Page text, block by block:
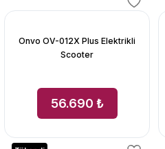
Onvo OV-012X Plus Elektrikli
Scooter
56.690 ₺